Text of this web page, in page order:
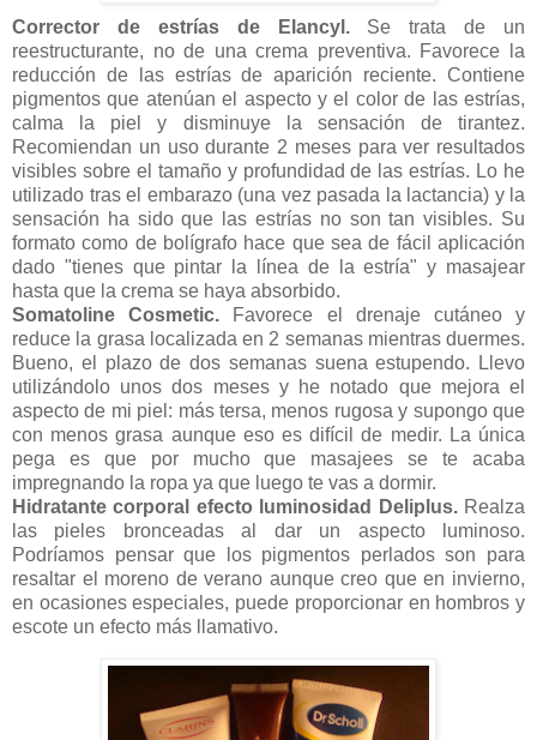
Corrector de estrías de Elancyl.Se trata de un
reestructurante, no de una crema preventiva. Favorece la
reducción de las estrías de aparición reciente. Contiene
pigmentos que atenúan el aspecto y el color de las estrías,
calma la piel y disminuye la sensación de tirantez.
Recomiendan un uso durante 2 meses para ver resultados
visibles sobre el tamaño y profundidad de las estrías. Lo he
utilizado tras el embarazo (una vez pasada la lactancia) y la
sensación ha sido que las estrías no son tan visibles. Su
formato como de bolígrafo hace que sea de fácil aplicación
dado "tienes que pintar la línea de la estría" y masajear
hasta que la crema se haya absorbido.
Somatoline Cosmetic. Favorece el drenaje cutáneo y
reduce la grasa localizada en 2 semanas mientras duermes.
Bueno, el plazo de dos semanas suena estupendo. Llevo
utilizándolo unos dos meses y he notado que mejora el
aspecto de mi piel: más tersa, menos rugosa y supongo que
con menos grasa aunque eso es difícil de medir. La única
pega es que por mucho que masajees se te acaba
impregnando la ropa ya que luego te vas a dormir.
Hidratante corporal efecto luminosidad Deliplus.Realza
las pieles bronceadas al dar un aspecto luminoso.
Podríamos pensar que los pigmentos perlados son para
resaltar el moreno de verano aunque creo que en invierno,
en ocasiones especiales, puede proporcionar en hombros y
escote un efecto más llamativo.